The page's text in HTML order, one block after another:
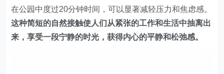
在公园中度过20分钟时间，可以显著减轻压力和焦虑感。
这种简短的自然接触使人们从紧张的工作和生活中抽离出
来，享受一段宁静的时光，获得内心的平静和松弛感。